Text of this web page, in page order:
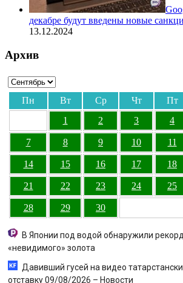
декабре будут введены новые
13.12.2024
Архив
Пн Вт Ср Чт Пт
1
2 3 4
7 8 9 10 11
14 15 16 17 18
21 22 23 24 25
28 29 30
В Японии под водой обнаружили
«невидимого» золота
Давивший гусей на видео
отставку 09/08/2026 – Новости